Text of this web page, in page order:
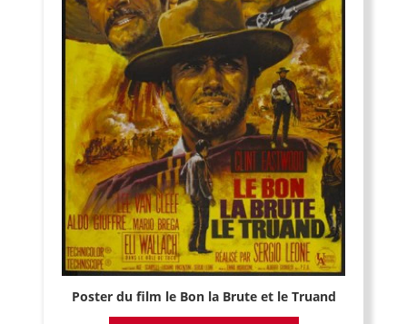
Poster du film le Bon la Brute et le Truand